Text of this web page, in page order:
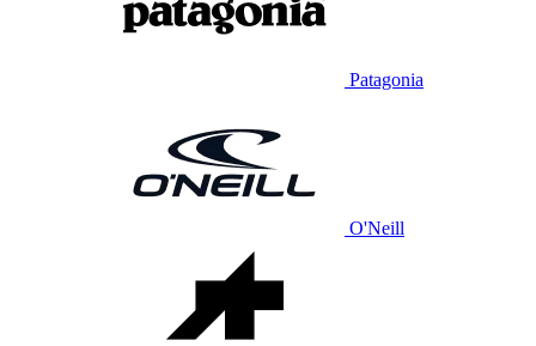
Patagonia
O'Neill